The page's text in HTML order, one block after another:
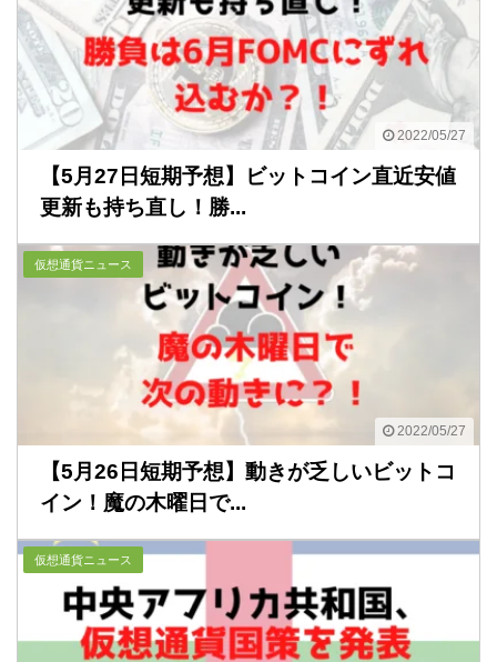
2022/05/27
【5月27日短期予想】ビットコイン直近安値
更新も持ち直し！勝...
2022/05/27
仮想通貨ニュース
【5月26日短期予想】動きが乏しいビットコ
イン！魔の木曜日で...
仮想通貨ニュース